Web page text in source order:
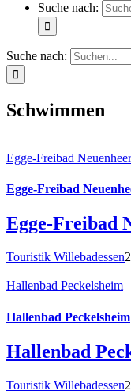
Suche nach:
Suche nach:
Schwimmen
Egge-Freibad
Egge-Freibad
Egge-Freibad
Touristik Willebadessen
Hallenbad Peckelsheim
Hallenbad Peckelsheim
Hallenbad
Touristik Willebadessen